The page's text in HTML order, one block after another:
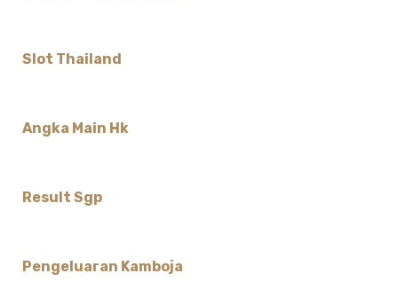
Slot Thailand
Angka Main Hk
Result Sgp
Pengeluaran Kamboja